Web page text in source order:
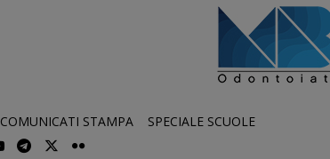
COMUNICATI STAMPA SPECIALE SCUOLE